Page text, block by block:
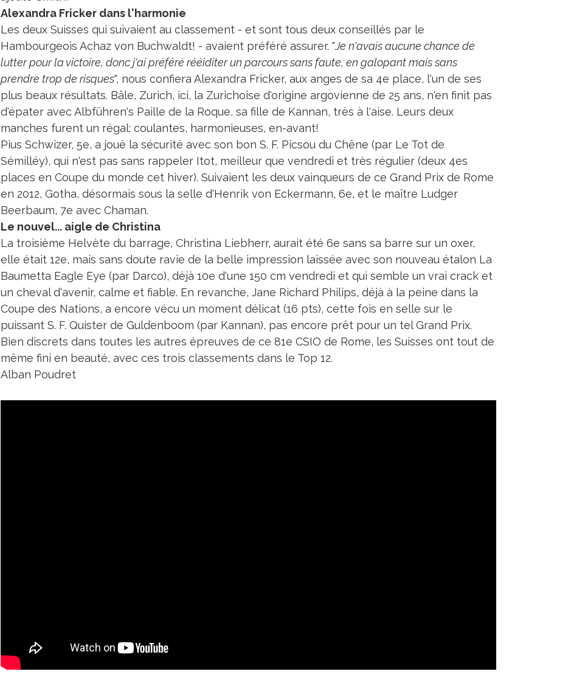
Alexandra Fricker dans l'harmonie
Les deux Suisses qui suivaient au classement - et sont tous deux conseillés par le
Hambourgeois Achaz von Buchwaldt! - avaient préféré assurer. "Je n'avais aucune chance de
lutter pour la victoire, donc j'ai préféré rééiditer un parcours sans faute, en galopant mais sans
prendre trop de risques", nous confiera Alexandra Fricker, aux anges de sa 4e place, l'un de ses
plus beaux résultats. Bâle, Zurich, ici, la Zurichoise d'origine argovienne de 25 ans, n'en finit pas
d'épater avec Albführen's Paille de la Roque, sa fille de Kannan, très à l'aise. Leurs deux
manches furent un régal: coulantes, harmonieuses, en-avant!
Pius Schwizer, 5e, a joué la sécurité avec son bon S. F. Picsou du Chêne (par Le Tot de
Sémilléy), qui n'est pas sans rappeler Itot, meilleur que vendredi et très régulier (deux 4es
places en Coupe du monde cet hiver). Suivaient les deux vainqueurs de ce Grand Prix de Rome
en 2012, Gotha, désormais sous la selle d'Henrik von Eckermann, 6e, et le maître Ludger
Beerbaum, 7e avec Chaman.
Le nouvel... aigle de Christina
La troisième Helvète du barrage, Christina Liebherr, aurait été 6e sans sa barre sur un oxer,
elle était 12e, mais sans doute ravie de la belle impression laissée avec son nouveau étalon La
Baumetta Eagle Eye (par Darco), déjà 10e d'une 150 cm vendredi et qui semble un vrai crack et
un cheval d'avenir, calme et fiable. En revanche, Jane Richard Philips, déjà à la peine dans la
Coupe des Nations, a encore vécu un moment délicat (16 pts), cette fois en selle sur le
puissant S. F. Quister de Guldenboom (par Kannan), pas encore prêt pour un tel Grand Prix.
Bien discrets dans toutes les autres épreuves de ce 81e CSIO de Rome, les Suisses ont tout de
même fini en beauté, avec ces trois classements dans le Top 12.
Alban Poudret